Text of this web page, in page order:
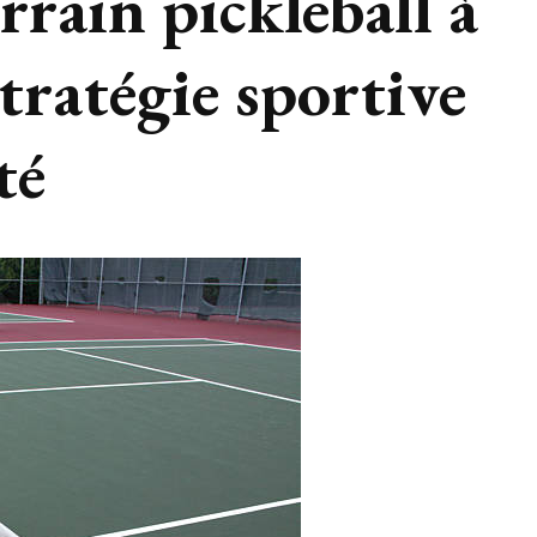
sportive